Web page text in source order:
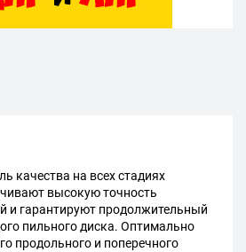
качества на всех стадиях
высокую точность
и гарантируют продолжительный
пильного диска. Оптимально
продольного и поперечного